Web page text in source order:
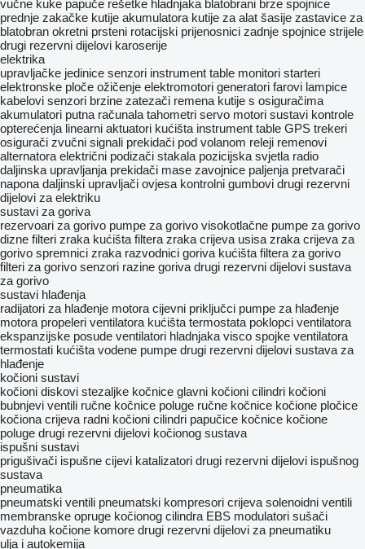
vučne kuke papuče rešetke hladnjaka blatobrani brze spojnice
prednje zakačke kutije akumulatora kutije za alat šasije zastavice za
blatobran okretni prsteni rotacijski prijenosnici zadnje spojnice strijele
drugi rezervni dijelovi karoserije
elektrika
upravljačke jedinice senzori instrument table monitori starteri
elektronske ploče ožičenje elektromotori generatori farovi lampice
kabelovi senzori brzine zatezači remena kutije s osiguračima
akumulatori putna računala tahometri servo motori sustavi kontrole
opterećenja linearni aktuatori kućišta instrument table GPS trekeri
osigurači zvučni signali prekidači pod volanom releji remenovi
alternatora električni podizači stakala pozicijska svjetla radio
daljinska upravljanja prekidači mase zavojnice paljenja pretvarači
napona daljinski upravljači ovjesa kontrolni gumbovi drugi rezervni
dijelovi za elektriku
sustavi za goriva
rezervoari za gorivo pumpe za gorivo visokotlačne pumpe za gorivo
dizne filteri zraka kućišta filtera zraka crijeva usisa zraka crijeva za
gorivo spremnici zraka razvodnici goriva kućišta filtera za gorivo
filteri za gorivo senzori razine goriva drugi rezervni dijelovi sustava
za gorivo
sustavi hlađenja
radijatori za hlađenje motora cijevni priključci pumpe za hlađenje
motora propeleri ventilatora kućišta termostata poklopci ventilatora
ekspanzijske posude ventilatori hladnjaka visco spojke ventilatora
termostati kućišta vodene pumpe drugi rezervni dijelovi sustava za
hlađenje
kočioni sustavi
kočioni diskovi stezaljkе kočnice glavni kočioni cilindri kočioni
bubnjevi ventili ručne kočnice poluge ručne kočnice kočione pločice
kočiona crijeva radni kočioni cilindri papučice kočnice kočione
poluge drugi rezervni dijelovi kočionog sustava
ispušni sustavi
prigušivači ispušne cijevi katalizatori drugi rezervni dijelovi ispušnog
sustava
pneumatika
pneumatski ventili pneumatski kompresori crijeva solenoidni ventili
membranske opruge kočionog cilindra EBS modulatori sušači
vazduha kočione komore drugi rezervni dijelovi za pneumatiku
ulja i autokemija